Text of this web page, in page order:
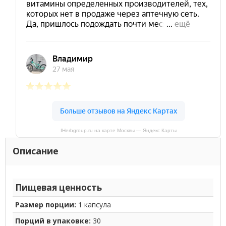
IHerbgroup.ru на карте Москвы — Яндекс Карты
Описание
Пищевая ценность
Размер порции: 1 капсула
Порций в упаковке: 30